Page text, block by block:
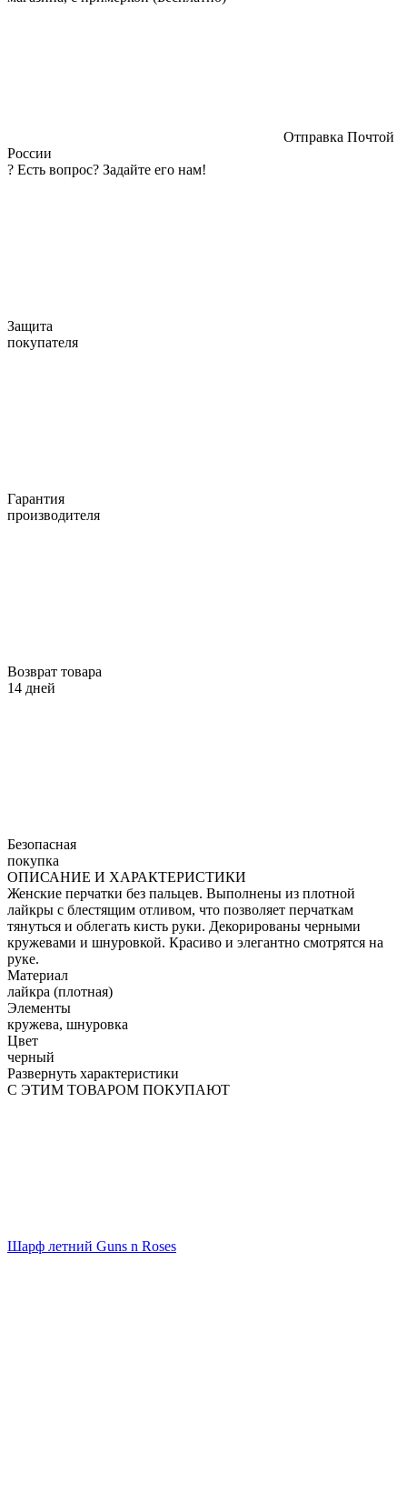
Отправка Почтой
России
? Есть вопрос? Задайте его нам!
Защита
покупателя
Гарантия
производителя
Возврат товара
14 дней
Безопасная
покупка
ОПИСАНИЕ И ХАРАКТЕРИСТИКИ
Женские перчатки без пальцев. Выполнены из плотной
лайкры с блестящим отливом, что позволяет перчаткам
тянуться и облегать кисть руки. Декорированы черными
кружевами и шнуровкой. Красиво и элегантно смотрятся на
руке.
Материал
лайкра (плотная)
Элементы
кружева, шнуровка
Цвет
черный
Развернуть характеристики
С ЭТИМ ТОВАРОМ ПОКУПАЮТ
Шарф летний Guns n Roses